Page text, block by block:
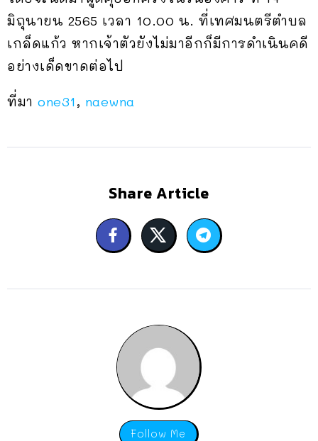
มิถุนายน 2565 เวลา 10.00 น. ที่เทศมนตรีตำบล
เกล็ดแก้ว หากเจ้าตัวยังไม่มาอีกก็มีการดำเนินคดี
อย่างเด็ดขาดต่อไป
ที่มา one31, naewna
Share Article
Follow Me